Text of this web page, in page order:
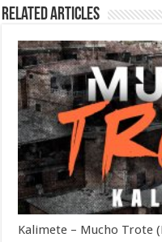
Related Articles
Kalimete – Mucho Trote